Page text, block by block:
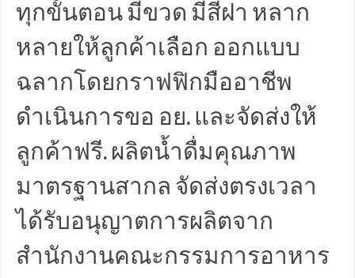
ทุกขั้นตอน มีขวด มีสีฝา หลาก
หลายให้ลูกค้าเลือก ออกแบบ
ฉลากโดยกราฟฟิกมืออาชีพ
ดำเนินการขอ อย. และจัดส่งให้
ลูกค้าฟรี. ผลิตน้ำดื่มคุณภาพ
มาตรฐานสากล จัดส่งตรงเวลา
ได้รับอนุญาตการผลิตจาก
สำนักงานคณะกรรมการอาหาร